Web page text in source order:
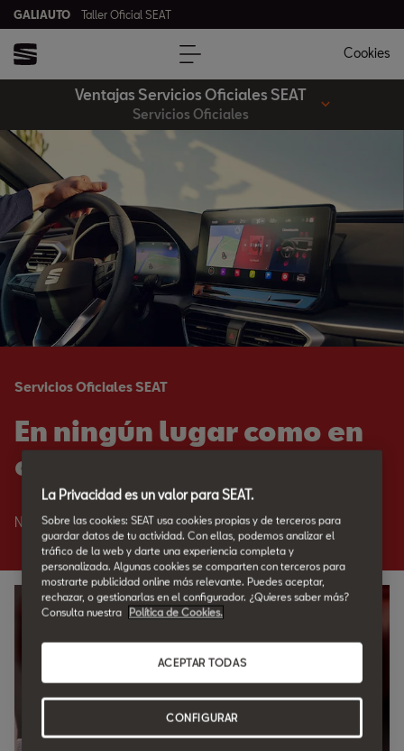
GALIAUTO Taller Oficial SEAT
Cookies
Ventajas Servicios Oficiales SEAT
Servicios Oficiales
Servicios Oficiales SEAT
En ningún lugar como en
casa.
Nadie como SEAT para cuidar de tu SEAT.
La Privacidad es un valor para SEAT.
Sobre las cookies: SEAT usa cookies propias y de terceros para
guardar datos de tu actividad. Con ellas, podemos analizar el
tráfico de la web y darte una experiencia completa y
personalizada. Algunas cookies se comparten con terceros para
mostrarte publicidad online más relevante. Puedes aceptar,
rechazar, o gestionarlas en el configurador. ¿Quieres saber más?
Consulta nuestra
Política de Cookies.
ACEPTAR TODAS
CONFIGURAR